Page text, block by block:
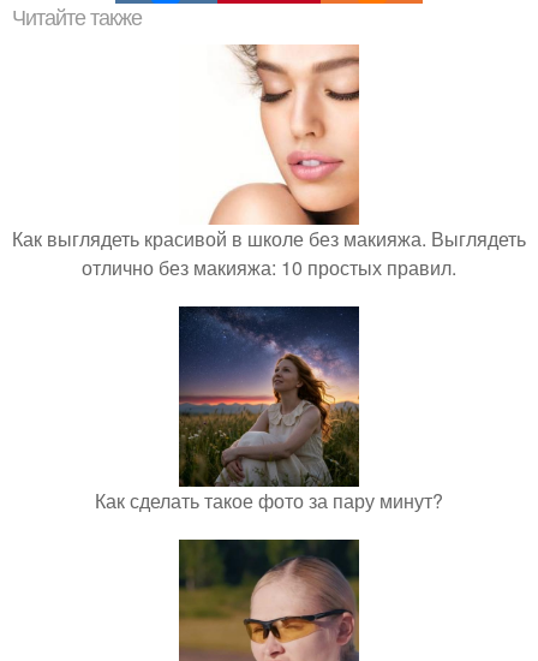
Читайте также
Как выглядеть красивой в школе без макияжа. Выглядеть
отлично без макияжа: 10 простых правил.
Как сделать такое фото за пару минут?